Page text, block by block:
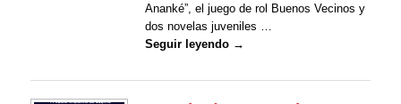
Ananké”, el juego de rol Buenos Vecinos y
dos novelas juveniles …
Seguir leyendo →